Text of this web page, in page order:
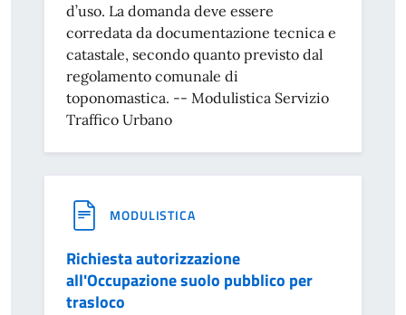
d’uso. La domanda deve essere
corredata da documentazione tecnica e
catastale, secondo quanto previsto dal
regolamento comunale di
toponomastica. -- Modulistica Servizio
Traffico Urbano
MODULISTICA
Richiesta autorizzazione
all'Occupazione suolo pubblico per
trasloco